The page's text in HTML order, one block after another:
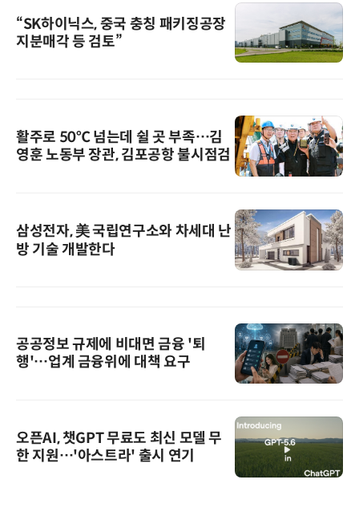
“SK하이닉스, 중국 충칭 패키징공장
지분매각 등 검토”
활주로 50℃ 넘는데 쉴 곳 부족…김
영훈 노동부 장관, 김포공항 불시점검
삼성전자, 美 국립연구소와 차세대 난
방 기술 개발한다
공공정보 규제에 비대면 금융 '퇴
행'…업계 금융위에 대책 요구
오픈AI, 챗GPT 무료도 최신 모델 무
한 지원…'아스트라' 출시 연기